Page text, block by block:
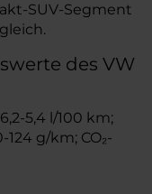
SUV-Segment
des VW
5,4 l/100 km;
g/km; CO₂-